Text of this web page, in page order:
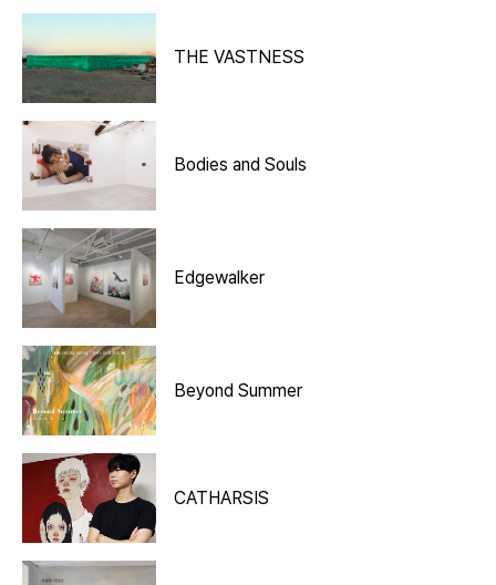
THE VASTNESS
Bodies and Souls
Edgewalker
Beyond Summer
CATHARSIS